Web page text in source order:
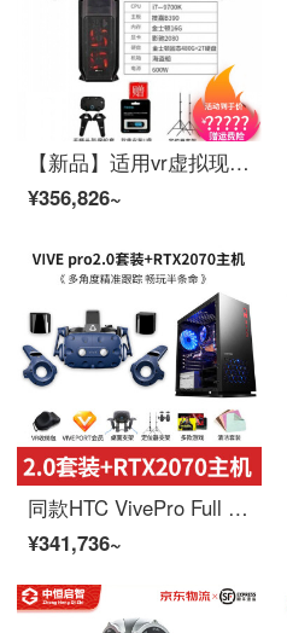
【新品】适用vr虚拟现实智能眼镜ce消费者版无 vive套装+尊贵版主机+
¥356,826~
同款HTC VivePro Full Kit2.0版vr一体机 虚拟现实眼镜 头显体感 HTC Vive Pro 2.0 套装+RTX20
¥341,736~